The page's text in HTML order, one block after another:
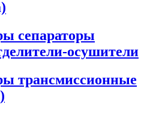
сепараторы
осушители
трансмиссионные